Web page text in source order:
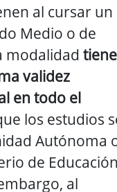
al cursar un
Medio o de
modalidad
validez
en todo el
los estudios
Autónoma
de
al